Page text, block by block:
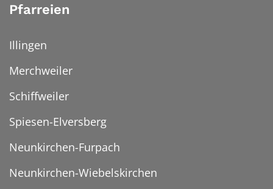
Pfarreien
Illingen
Merchweiler
Schiffweiler
Spiesen-Elversberg
Neunkirchen-Furpach
Neunkirchen-Wiebelskirchen